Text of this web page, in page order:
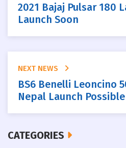
2021 Bajaj Pulsar 180
Launch Soon
NEXT NEWS
BS6 Benelli Leoncino
Nepal Launch Possible
CATEGORIES